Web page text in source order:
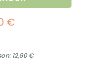
€
12,90 €